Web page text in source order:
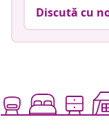
Discută cu